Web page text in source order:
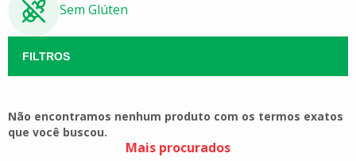
Sem Glúten
Não encontramos nenhum produto com os termos exatos
que você buscou.
Mais procurados